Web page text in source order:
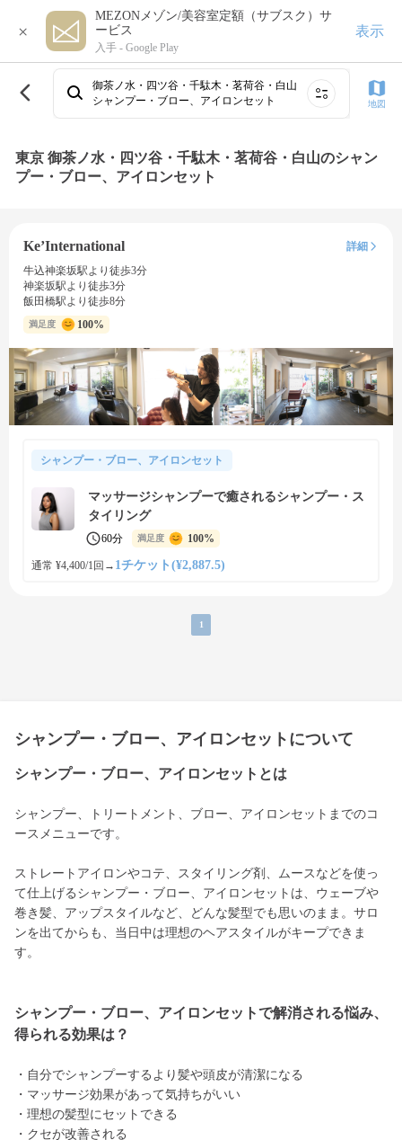
×
MEZONメゾン/美容室定額（サブスク）サ
ービス
入手 - Google Play
表示
御茶ノ水・四ツ谷・千駄木・茗荷谷・白山
シャンプー・ブロー、アイロンセット
地図
東京 御茶ノ水・四ツ谷・千駄木・茗荷谷・白山のシャン
プー・ブロー、アイロンセット
Ke’International
詳細
牛込神楽坂駅より徒歩3分
神楽坂駅より徒歩3分
飯田橋駅より徒歩8分
満足度 100%
シャンプー・ブロー、アイロンセット
マッサージシャンプーで癒されるシャンプー・ス
タイリング
60分 満足度 100%
通常 ¥4,400/1回 → 1チケット(¥2,887.5)
1
シャンプー・ブロー、アイロンセットについて
シャンプー・ブロー、アイロンセットとは
シャンプー、トリートメント、ブロー、アイロンセットまでのコ
ースメニューです。
ストレートアイロンやコテ、スタイリング剤、ムースなどを使っ
て仕上げるシャンプー・ブロー、アイロンセットは、ウェーブや
巻き髪、アップスタイルなど、どんな髪型でも思いのまま。サロ
ンを出てからも、当日中は理想のヘアスタイルがキープできま
す。
シャンプー・ブロー、アイロンセットで解消される悩み、
得られる効果は？
・自分でシャンプーするより髪や頭皮が清潔になる
・マッサージ効果があって気持ちがいい
・理想の髪型にセットできる
・クセが改善される